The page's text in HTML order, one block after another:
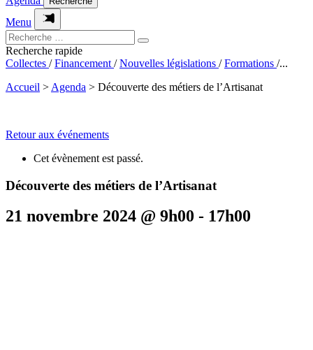
Menu
Recherche rapide
Collectes / Financement / Nouvelles législations / Formations /...
Accueil > Agenda > Découverte des métiers de l’Artisanat
Retour aux événements
Cet évènement est passé.
Découverte des métiers de l’Artisanat
21 novembre 2024 @ 9h00 - 17h00